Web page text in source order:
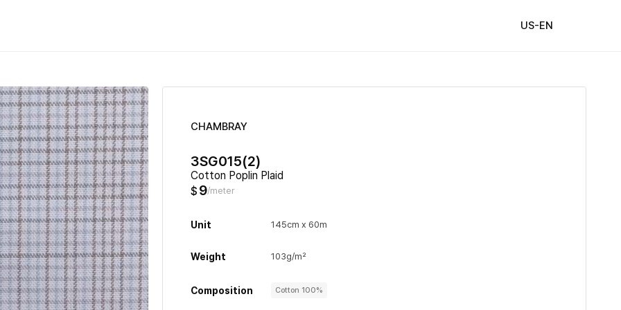
US-EN
CHAMBRAY
3SG015(2)
Cotton Poplin Plaid
$ 9/meter
Unit 145cm x 60m
Weight 103g/m²
Composition Cotton 100%